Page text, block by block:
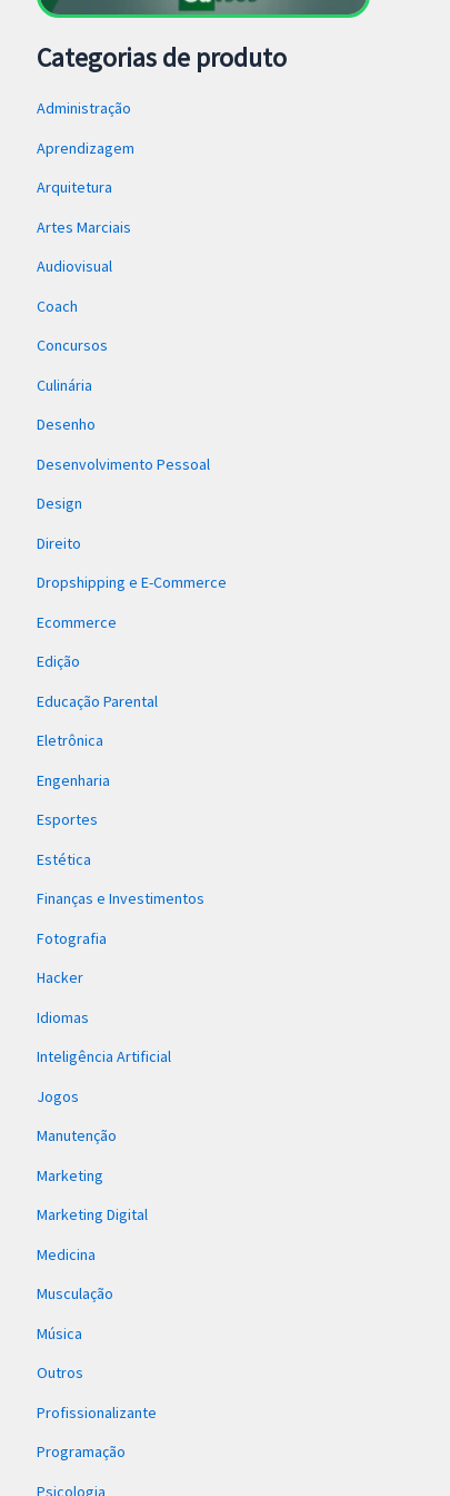
Categorias de produto
Administração
Aprendizagem
Arquitetura
Artes Marciais
Audiovisual
Coach
Concursos
Culinária
Desenho
Desenvolvimento Pessoal
Design
Direito
Dropshipping e E-Commerce
Ecommerce
Edição
Educação Parental
Eletrônica
Engenharia
Esportes
Estética
Finanças e Investimentos
Fotografia
Hacker
Idiomas
Inteligência Artificial
Jogos
Manutenção
Marketing
Marketing Digital
Medicina
Musculação
Música
Outros
Profissionalizante
Programação
Psicologia